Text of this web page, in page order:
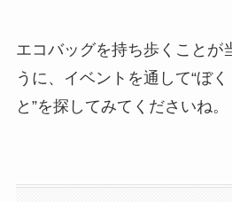
エコバッグを持ち歩くことが
うに、イベントを通して“ぼ
と”を探してみてくださいね。